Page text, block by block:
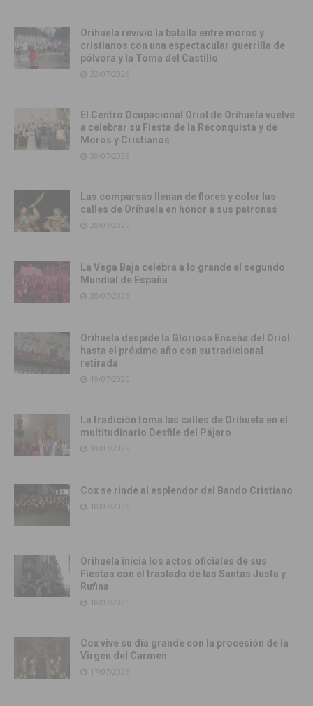
Orihuela revivió la batalla entre moros y
cristianos con una espectacular guerrilla de
pólvora y la Toma del Castillo
22/07/2026
El Centro Ocupacional Oriol de Orihuela vuelve
a celebrar su Fiesta de la Reconquista y de
Moros y Cristianos
20/07/2026
Las comparsas llenan de flores y color las
calles de Orihuela en honor a sus patronas
20/07/2026
La Vega Baja celebra a lo grande el segundo
Mundial de España
20/07/2026
Orihuela despide la Gloriosa Enseña del Oriol
hasta el próximo año con su tradicional
retirada
19/07/2026
La tradición toma las calles de Orihuela en el
multitudinario Desfile del Pájaro
19/07/2026
Cox se rinde al esplendor del Bando Cristiano
18/07/2026
Orihuela inicia los actos oficiales de sus
Fiestas con el traslado de las Santas Justa y
Rufina
18/07/2026
Cox vive su día grande con la procesión de la
Virgen del Carmen
17/07/2026